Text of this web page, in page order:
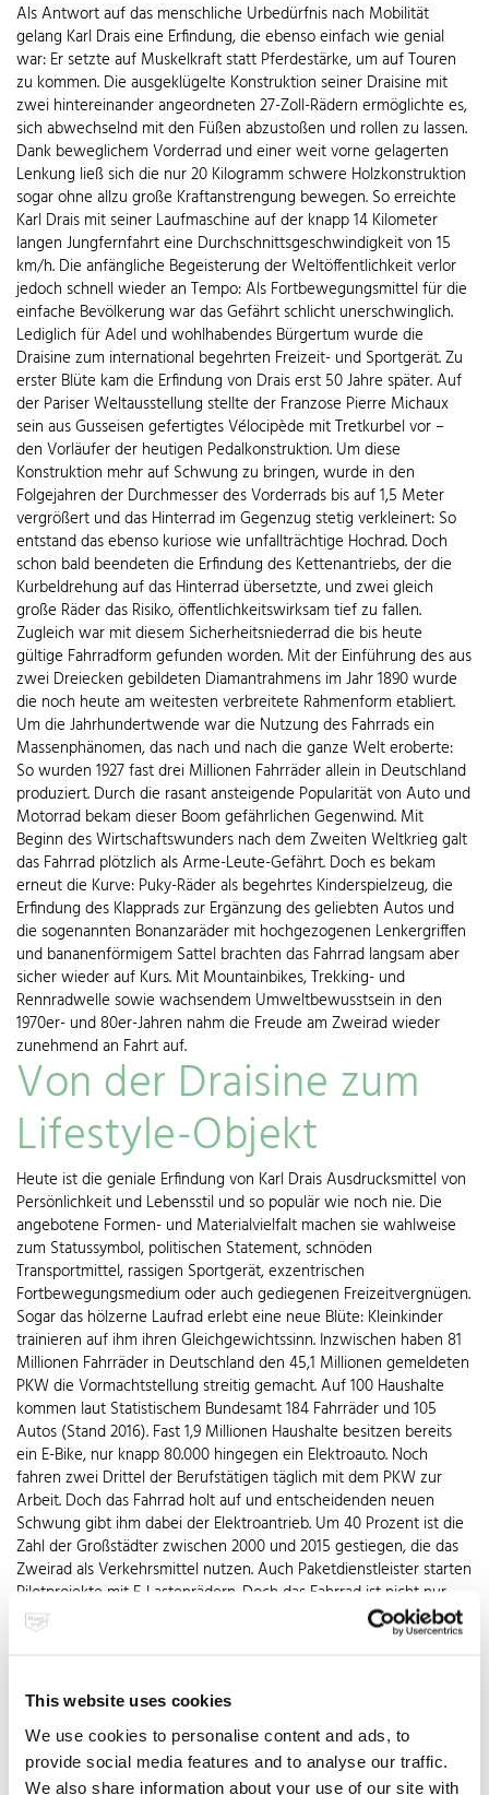
This website uses cookies
We use cookies to personalise content and ads, to
provide social media features and to analyse our traffic.
We also share information about your use of our site with
Als Antwort auf das menschliche Urbedürfnis nach Mobilität
gelang Karl Drais eine Erfindung, die ebenso einfach wie genial
war: Er setzte auf Muskelkraft statt Pferdestärke, um auf Touren
zu kommen. Die ausgeklügelte Konstruktion seiner Draisine mit
zwei hintereinander angeordneten 27-Zoll-Rädern ermöglichte es,
sich abwechselnd mit den Füßen abzustoßen und rollen zu lassen.
Dank beweglichem Vorderrad und einer weit vorne gelagerten
Lenkung ließ sich die nur 20 Kilogramm schwere Holzkonstruktion
sogar ohne allzu große Kraftanstrengung bewegen. So erreichte
Karl Drais mit seiner Laufmaschine auf der knapp 14 Kilometer
langen Jungfernfahrt eine Durchschnittsgeschwindigkeit von 15
km/h. Die anfängliche Begeisterung der Weltöffentlichkeit verlor
jedoch schnell wieder an Tempo: Als Fortbewegungsmittel für die
einfache Bevölkerung war das Gefährt schlicht unerschwinglich.
Lediglich für Adel und wohlhabendes Bürgertum wurde die
Draisine zum international begehrten Freizeit- und Sportgerät. Zu
erster Blüte kam die Erfindung von Drais erst 50 Jahre später. Auf
der Pariser Weltausstellung stellte der Franzose Pierre Michaux
sein aus Gusseisen gefertigtes Vélocipède mit Tretkurbel vor –
den Vorläufer der heutigen Pedalkonstruktion. Um diese
Konstruktion mehr auf Schwung zu bringen, wurde in den
Folgejahren der Durchmesser des Vorderrads bis auf 1,5 Meter
vergrößert und das Hinterrad im Gegenzug stetig verkleinert: So
entstand das ebenso kuriose wie unfallträchtige Hochrad. Doch
schon bald beendeten die Erfindung des Kettenantriebs, der die
Kurbeldrehung auf das Hinterrad übersetzte, und zwei gleich
große Räder das Risiko, öffentlichkeitswirksam tief zu fallen.
Zugleich war mit diesem Sicherheitsniederrad die bis heute
gültige Fahrradform gefunden worden. Mit der Einführung des aus
zwei Dreiecken gebildeten Diamantrahmens im Jahr 1890 wurde
die noch heute am weitesten verbreitete Rahmenform etabliert.
Um die Jahrhundertwende war die Nutzung des Fahrrads ein
Massenphänomen, das nach und nach die ganze Welt eroberte:
So wurden 1927 fast drei Millionen Fahrräder allein in Deutschland
produziert. Durch die rasant ansteigende Popularität von Auto und
Motorrad bekam dieser Boom gefährlichen Gegenwind. Mit
Beginn des Wirtschaftswunders nach dem Zweiten Weltkrieg galt
das Fahrrad plötzlich als Arme-Leute-Gefährt. Doch es bekam
erneut die Kurve: Puky-Räder als begehrtes Kinderspielzeug, die
Erfindung des Klapprads zur Ergänzung des geliebten Autos und
die sogenannten Bonanzaräder mit hochgezogenen Lenkergriffen
und bananenförmigem Sattel brachten das Fahrrad langsam aber
sicher wieder auf Kurs. Mit Mountainbikes, Trekking- und
Rennradwelle sowie wachsendem Umweltbewusstsein in den
1970er- und 80er-Jahren nahm die Freude am Zweirad wieder
zunehmend an Fahrt auf.
Von der Draisine zum
Lifestyle-Objekt
Heute ist die geniale Erfindung von Karl Drais Ausdrucksmittel von
Persönlichkeit und Lebensstil und so populär wie noch nie. Die
angebotene Formen- und Materialvielfalt machen sie wahlweise
zum Statussymbol, politischen Statement, schnöden
Transportmittel, rassigen Sportgerät, exzentrischen
Fortbewegungsmedium oder auch gediegenen Freizeitvergnügen.
Sogar das hölzerne Laufrad erlebt eine neue Blüte: Kleinkinder
trainieren auf ihm ihren Gleichgewichtssinn. Inzwischen haben 81
Millionen Fahrräder in Deutschland den 45,1 Millionen gemeldeten
PKW die Vormachtstellung streitig gemacht. Auf 100 Haushalte
kommen laut Statistischem Bundesamt 184 Fahrräder und 105
Autos (Stand 2016). Fast 1,9 Millionen Haushalte besitzen bereits
ein E-Bike, nur knapp 80.000 hingegen ein Elektroauto. Noch
fahren zwei Drittel der Berufstätigen täglich mit dem PKW zur
Arbeit. Doch das Fahrrad holt auf und entscheidenden neuen
Schwung gibt ihm dabei der Elektroantrieb. Um 40 Prozent ist die
Zahl der Großstädter zwischen 2000 und 2015 gestiegen, die das
Zweirad als Verkehrsmittel nutzen. Auch Paketdienstleister starten
Pilotprojekte mit E-Lastenrädern. Doch das Fahrrad ist nicht nur
Verkehrs- und Transportmittel, sondern ebenso Kultobjekt.
Edelstahl Rostfrei mit Qualitätssiegel bieten Rennrädern durch die
Reduktion auf das Wesentliche neben Gewichtsvorteilen und
Fahrdynamik auch die begehrte klassische Retro-Optik.